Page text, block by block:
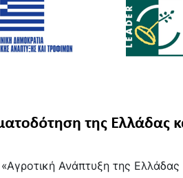
Ανάπτυξη της